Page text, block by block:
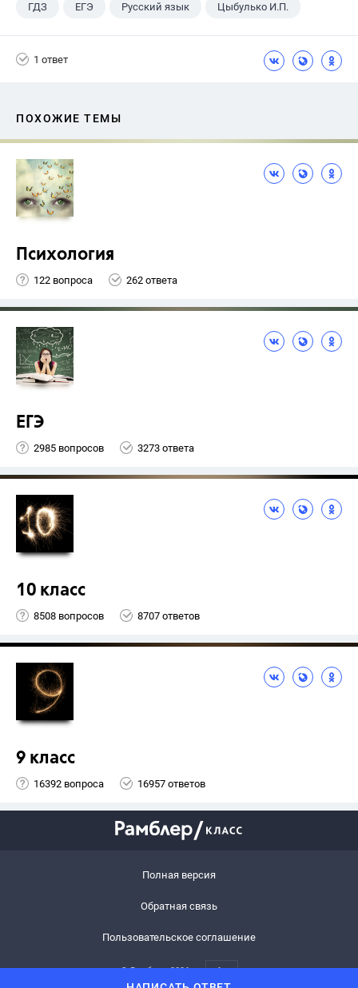
ГДЗ ЕГЭ Русский язык Цыбулько И.П.
1 ответ
ПОХОЖИЕ ТЕМЫ
Психология
122 вопроса 262 ответа
ЕГЭ
2985 вопросов 3273 ответа
10 класс
8508 вопросов 8707 ответов
9 класс
16392 вопроса 16957 ответов
Полная версия
Обратная связь
Пользовательское соглашение
© Рамблер,2026 6+